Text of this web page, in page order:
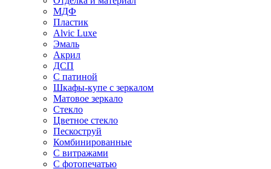
МДФ
Пластик
Alvic Luxe
Эмаль
Акрил
ДСП
С патиной
Шкафы-купе с зеркалом
Матовое зеркало
Стекло
Цветное стекло
Пескоструй
Комбинированные
С витражами
С фотопечатью